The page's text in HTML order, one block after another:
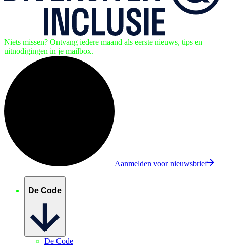
Niets missen? Ontvang iedere maand als eerste nieuws, tips en
uitnodigingen in je mailbox.
Aanmelden voor nieuwsbrief
De Code
De Code